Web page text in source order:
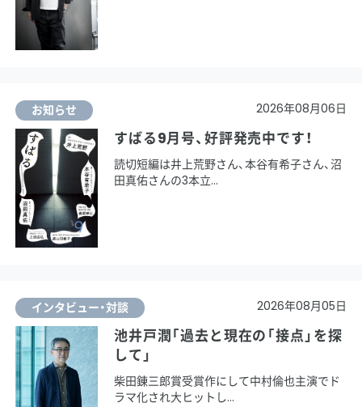
お知らせ 2026年08月06日
すばる9月号、好評発売中です！
読切短編は井上荒野さん、本谷有希子さん、沼
田真佑さんの3本立
インタビュー・対談 2026年08月05日
池井戸潤「過去と現在の「接点」を探
して」
柴田錬三郎賞受賞作にして中村倫也主演でド
ラマ化され大ヒットし